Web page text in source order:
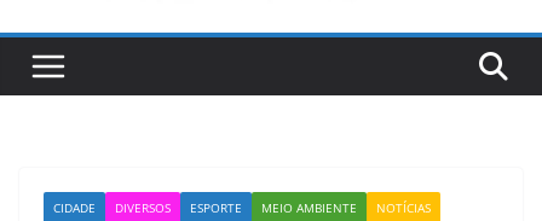
CIDADE DIVERSOS ESPORTE MEIO AMBIENTE
NOTÍCIAS